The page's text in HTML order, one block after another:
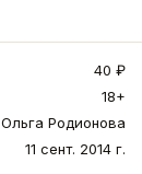
40 ₽
18+
Ольга Родионова
11 сент. 2014 г.